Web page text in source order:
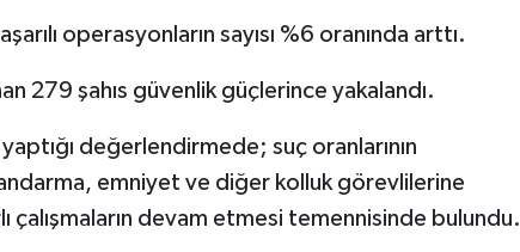
operasyonların sayısı %6 oranında arttı.
279 şahıs güvenlik güçlerince yakalandı.
değerlendirmede; suç oranlarının
emniyet ve diğer kolluk görevlilerine
çalışmaların devam etmesi temennisinde bulundu.